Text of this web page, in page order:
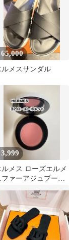
65,000
ルメスサンダル
3,999
ルメス ローズエルメ
ファーアジュプード
ポメット